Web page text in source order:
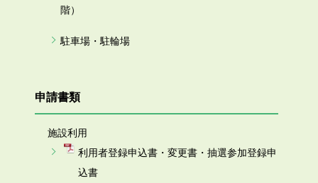
階）
駐車場・駐輪場
申請書類
施設利用
利用者登録申込書・変更書・抽選参加登録申
込書